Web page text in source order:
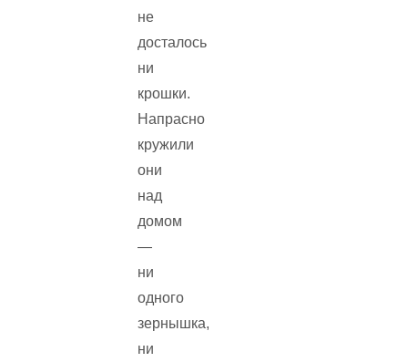
не
досталось
ни
крошки.
Напрасно
кружили
они
над
домом
—
ни
одного
зернышка,
ни